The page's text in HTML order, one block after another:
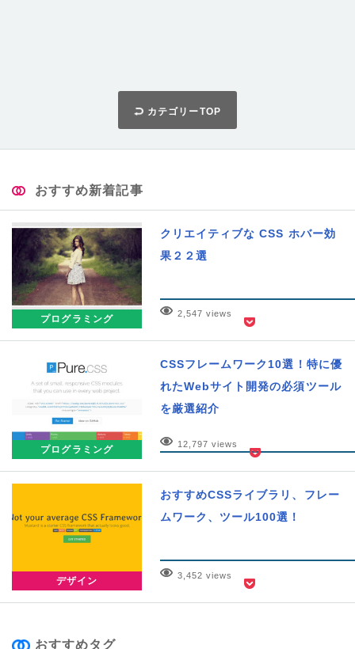
カテゴリーTOP
おすすめ新着記事
プログラミング
クリエイティブな CSS ホバー効
果２２選
2,547 views
プログラミング
CSSフレームワーク10選！特に優
れたWebサイト開発の必須ツール
を厳選紹介
12,797 views
デザイン
おすすめCSSライブラリ、フレー
ムワーク、ツール100選！
3,452 views
おすすめタグ